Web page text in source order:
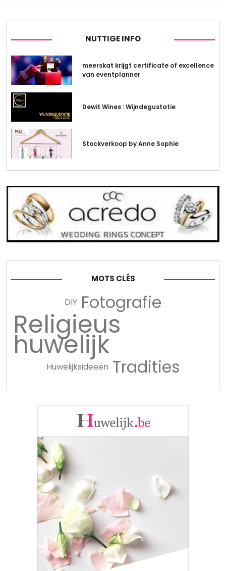
NUTTIGE INFO
meerskat krijgt certificate of excellence
van eventplanner
Dewit Wines : Wijndegustatie
Stockverkoop by Anne Sophie
MOTS CLÉS
DIY Fotografie
Religieus
huwelijk
Huwelijksideeën Tradities